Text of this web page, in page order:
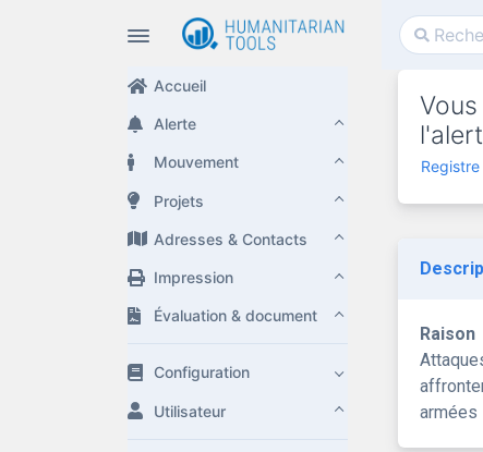
Accueil
Alerte
Mouvement
Projets
Adresses & Contacts
Impression
Évaluation & document
Configuration
Utilisateur
Raison
armées